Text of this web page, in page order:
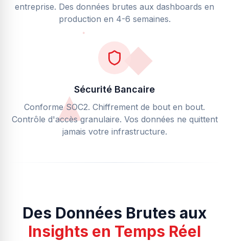
entreprise. Des données brutes aux dashboards en
production en 4-6 semaines.
Sécurité Bancaire
Conforme SOC2. Chiffrement de bout en bout.
Contrôle d'accès granulaire. Vos données ne quittent
jamais votre infrastructure.
Des Données Brutes aux
Insights en Temps Réel